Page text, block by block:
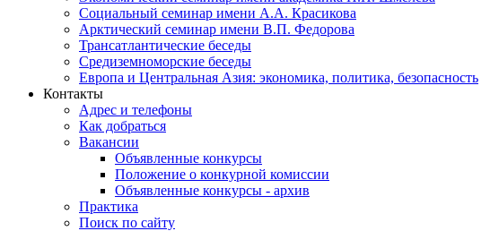
Социальный семинар имени А.А. Красикова
Арктический семинар имени В.П. Федорова
Трансатлантические беседы
Средиземноморские беседы
Европа и Центральная Азия: экономика, политика, безопасность
Контакты
Адрес и телефоны
Как добраться
Вакансии
Объявленные конкурсы
Положение о конкурной комиссии
Объявленные конкурсы - архив
Практика
Поиск по сайту